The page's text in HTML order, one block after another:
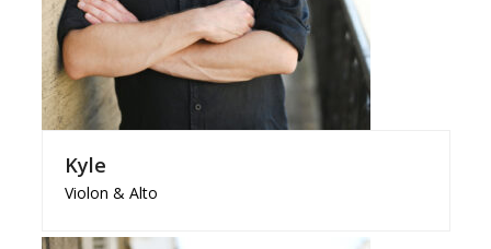
Kyle
Violon & Alto